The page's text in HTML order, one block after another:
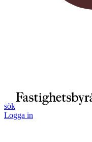
sök
Logga in